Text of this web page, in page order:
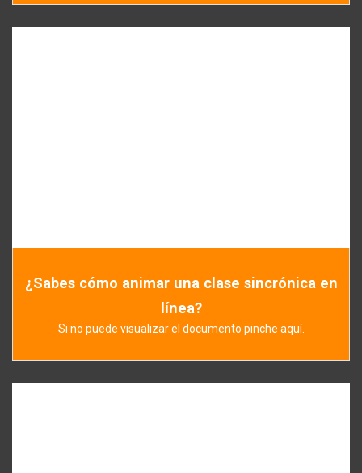
¿Sabes cómo animar una clase sincrónica en
línea?
Si no puede visualizar el documento pinche aquí.